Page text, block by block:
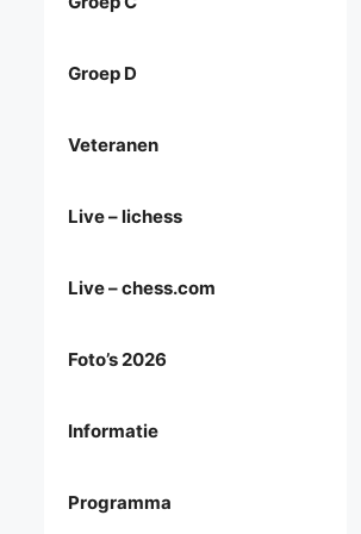
Groep D
Veteranen
Live – lichess
Live – chess.com
Foto’s 2026
Informatie
Programma